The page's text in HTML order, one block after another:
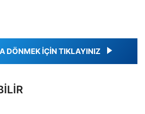
DÖNMEK İÇİN TIKLAYINIZ